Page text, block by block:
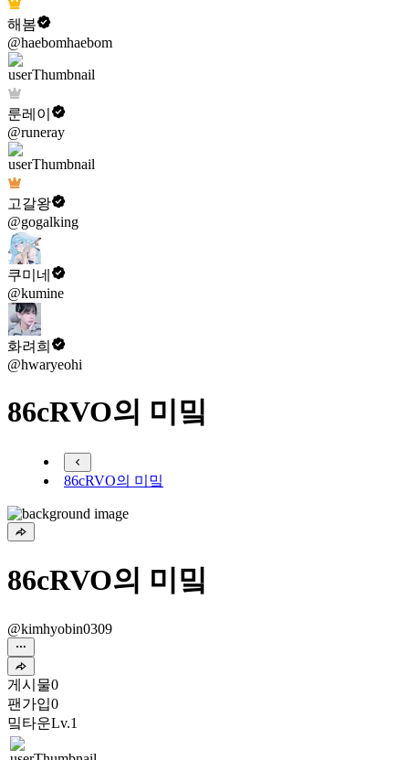
해봄
@haebomhaebom
룬레이
@runeray
고갈왕
@gogalking
쿠미네
@kumine
화려희
@hwaryeohi
86cRVO의 미밐
86cRVO의 미밐
86cRVO의 미밐
@kimhyobin0309
게시물0
팬가입0
밐타운Lv.1